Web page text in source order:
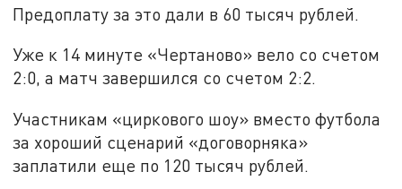
Предоплату за это дали в 60 тысяч рублей.
Уже к 14 минуте «Чертаново» вело со счетом
2:0, а матч завершился со счетом 2:2.
Участникам «циркового шоу» вместо футбола
за хороший сценарий «договорняка»
заплатили еще по 120 тысяч рублей.